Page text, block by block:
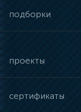
подборки
проекты
сертификаты